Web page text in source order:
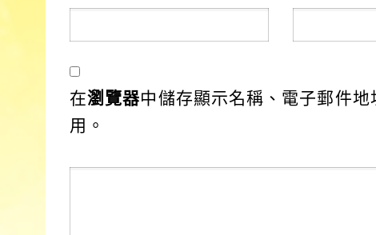
在瀏覽器中儲存顯示名稱、電子郵件
用。